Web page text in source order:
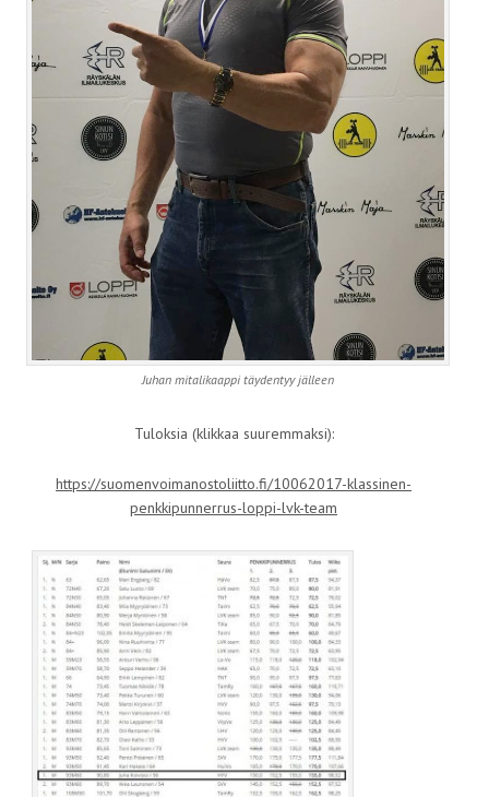
Juhan mitalikaappi täydentyy jälleen
Tuloksia (klikkaa suuremmaksi):
https://suomenvoimanostoliitto.fi/10062017-klassinen-
penkkipunnerrus-loppi-lvk-team